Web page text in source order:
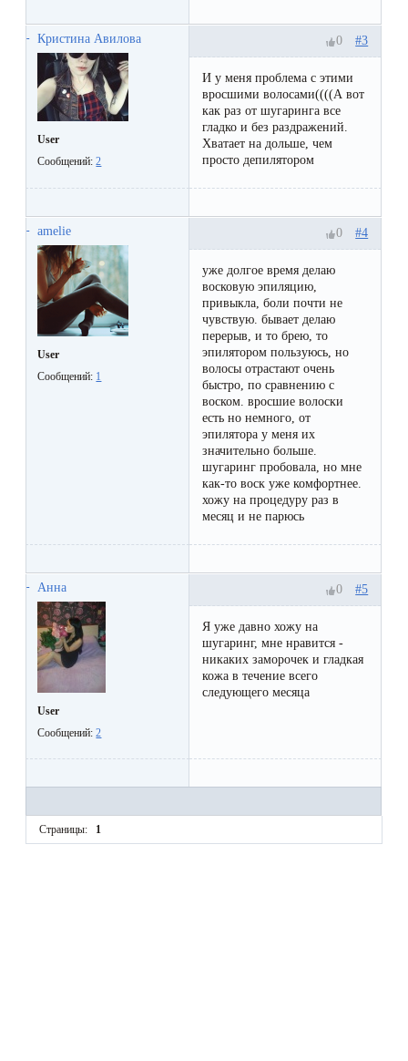
к
эпиляции
Что
нужно
знать
перед
визитом
косметологу?
Рекомендации
по
уходу
сахаром
Виды
воска
для
депиляции
Эпиляция
или
депиляция?
Кристина Авилова
User
Сообщений:2
#3
0
И у меня проблема с этими
вросшими волосами((((А вот
как раз от шугаринга все
гладко и без раздражений.
Хватает на дольше, чем
просто депилятором
amelie
User
Сообщений: 1
#4
0
уже долгое время делаю
восковую эпиляцию,
привыкла, боли почти не
чувствую. бывает делаю
перерыв, и то брею, то
эпилятором пользуюсь, но
волосы отрастают очень
быстро, по сравнению с
воском. вросшие волоски
есть но немного, от
эпилятора у меня их
значительно больше.
шугаринг пробовала, но мне
как-то воск уже комфортнее.
хожу на процедуру раз в
месяц и не парюсь
Анна
User
Сообщений:2
#5
0
Я уже давно хожу на
шугаринг, мне нравится -
никаких заморочек и гладкая
кожа в течение всего
следующего месяца
Страницы: 1